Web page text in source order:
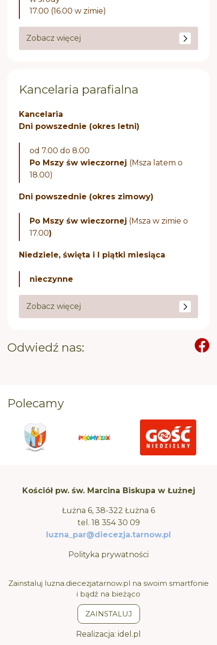
17.00 (16.00 w zimie)
Zobacz więcej
Kancelaria parafialna
Kancelaria
Dni powszednie (okres letni)
od 7.00 do 8.00
Po Mszy św wieczornej (Msza latem o
18.00)
Dni powszednie (okres zimowy)
Po Mszy św wieczornej (Msza w zimie o
17.00)
Niedziele, święta i I piątki miesiąca
nieczynne
Zobacz więcej
Odwiedź nas:
Polecamy
Kościół pw. św. Marcina Biskupa w Łużnej
Łużna 6, 38-322 Łużna 6
tel. 18 354 30 09
luzna_par@diecezja.tarnow.pl
Polityka prywatności
Zainstaluj luzna.diecezjatarnow.pl na swoim smartfonie
i bądź na bieżąco
ZAINSTALUJ
Realizacja: idel.pl